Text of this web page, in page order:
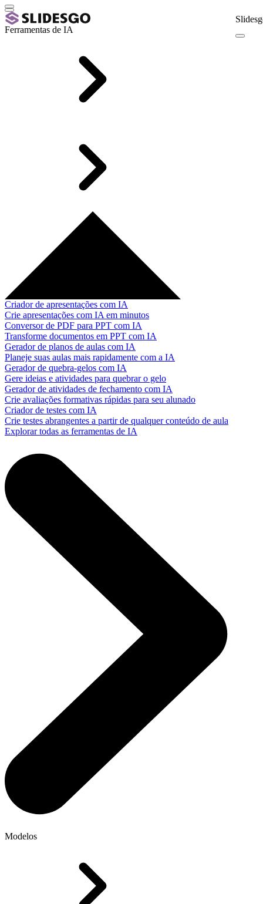
Ferramentas de IA
Criador de apresentações com IA
Crie apresentações com IA em minutos
Conversor de PDF para PPT com IA
Transforme documentos em PPT com IA
Gerador de planos de aulas com IA
Planeje suas aulas mais rapidamente com a IA
Gerador de quebra-gelos com IA
Gere ideias e atividades para quebrar o gelo
Gerador de atividades de fechamento com IA
Crie avaliações formativas rápidas para seu alunado
Criador de testes com IA
Crie testes abrangentes a partir de qualquer conteúdo de aula
Explorar todas as ferramentas de IA
Modelos